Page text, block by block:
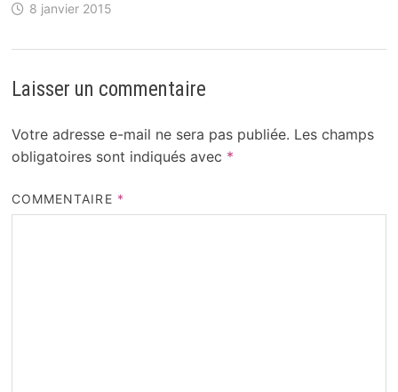
8 janvier 2015
Laisser un commentaire
Votre adresse e-mail ne sera pas publiée. Les champs
obligatoires sont indiqués avec *
COMMENTAIRE *